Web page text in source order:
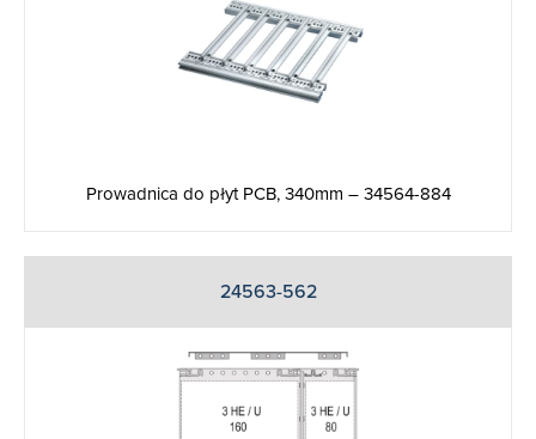
Prowadnica do płyt PCB, 340mm – 34564-884
24563-562